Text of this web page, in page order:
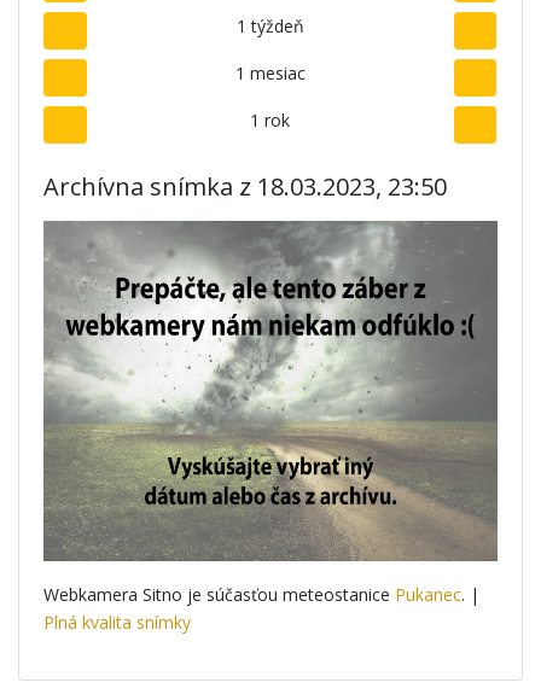
1 týždeň
1 mesiac
1 rok
Archívna snímka z 18.03.2023, 23:50
Webkamera Sitno je súčasťou meteostanice Pukanec. |
Plná kvalita snímky